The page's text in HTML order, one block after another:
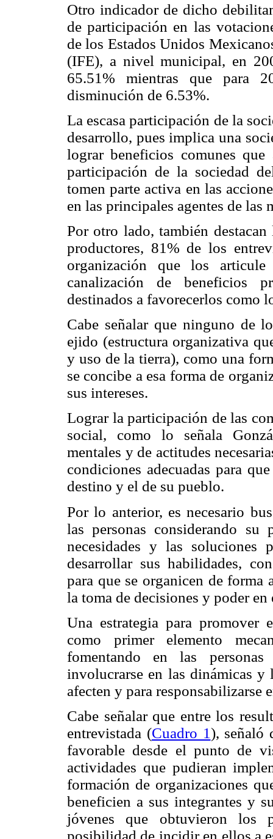
Otro indicador de dicho
de participación en las
de los Estados Unidos
(IFE), a nivel municipal, en
65.51% mientras que para
disminución de 6.53%.
La escasa participación de la
desarrollo, pues implica una
lograr beneficios comunes
participación de la sociedad
tomen parte activa en las
en las principales agentes de las
Por otro lado, también
productores, 81% de los
organización que los
canalización de beneficios
destinados a favorecerlos como
Cabe señalar que ninguno de
ejido (estructura organizativa
y uso de la tierra), como una
se concibe a esa forma de
sus intereses.
Lograr la participación de las
social, como lo señala
mentales y de actitudes
condiciones adecuadas para
destino y el de su pueblo.
Por lo anterior, es necesario
las personas considerando
necesidades y las soluciones
desarrollar sus habilidades,
para que se organicen de forma
la toma de decisiones y poder
Una estrategia para
como primer elemento
fomentando en las
involucrarse en las dinámicas y
afecten y para responsabilizarse
Cabe señalar que entre los
entrevistada (Cuadro 1), señaló
favorable desde el punto de
actividades que pudieran
formación de organizaciones
beneficien a sus integrantes y
jóvenes que obtuvieron los
posibilidad de incidir en ellos a